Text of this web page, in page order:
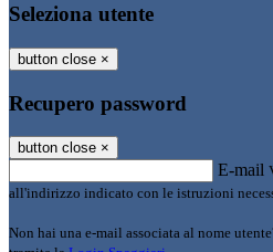
Seleziona utente
button close ×
Recupero password
button close ×
E-mail
all'indirizzo indicato con le istruzioni
Non hai una e-mail associata al nome